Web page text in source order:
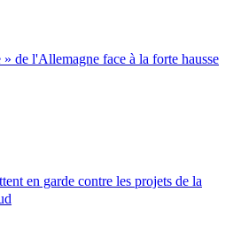
de l'Allemagne face à la forte hausse
en garde contre les projets de la